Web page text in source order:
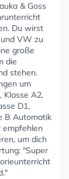
& Goss
Du wirst
VW zu
große
die
stehen.
um
Klasse A2,
D1,
B Automatik
empfehlen
um dich
"Super